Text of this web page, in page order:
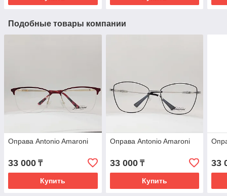
Подобные товары компании
Оправа Antonio Amaroni
33 000 ₸
Купить
Оправа Antonio Amaroni
33 000₸
Купить
33